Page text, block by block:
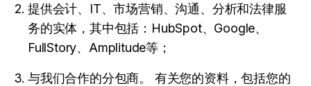
提供会计、IT、市场营销、沟通、分析和法律服
务的实体，其中包括：HubSpot、Google、
FullStory、Amplitude等；
与我们合作的分包商。 有关您的资料，包括您的